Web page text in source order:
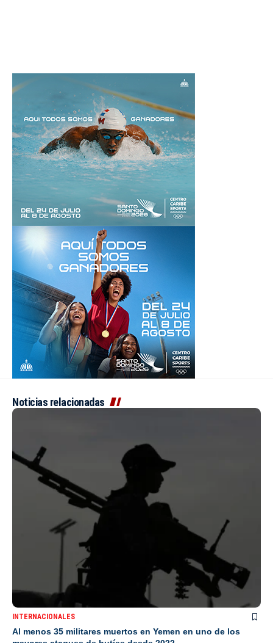
Noticias relacionadas
INTERNACIONALES
Al menos 35 militares muertos en Yemen en uno de los